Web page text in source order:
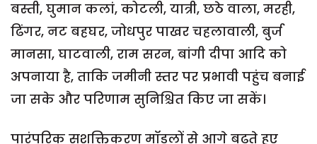
बस्ती, घुमान कलां, कोटली, यात्री, छठे वाला, मरही,
ढिंगर, नट बहघर, जोधपुर पाखर चहलावाली, बुर्ज
मानसा, घाटवाली, राम सरन, बांगी दीपा आदि को
अपनाया है, ताकि जमीनी स्तर पर प्रभावी पहुंच बनाई
जा सके और परिणाम सुनिश्चित किए जा सकें।
पारंपरिक सशक्तिकरण मॉडलों से आगे बढ़ते हुए